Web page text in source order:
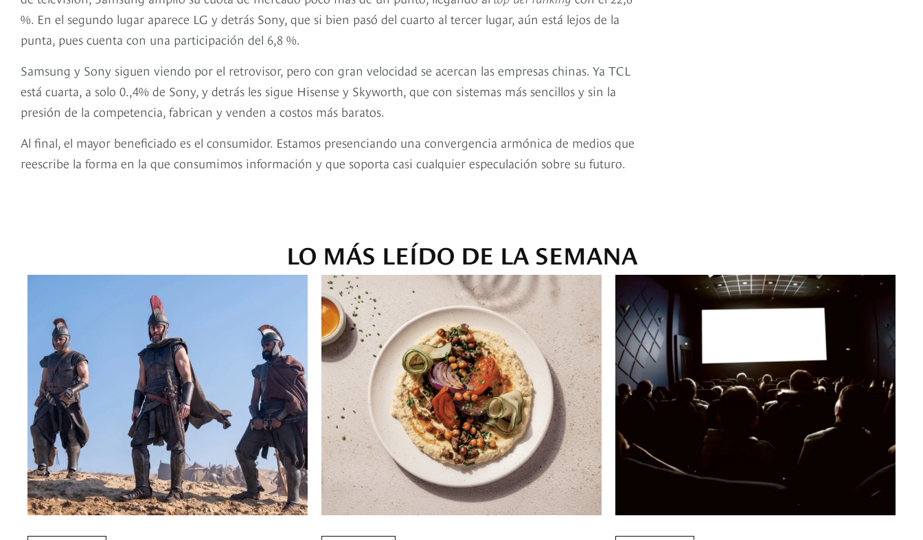
%. En el segundo lugar aparece LG y detrás Sony, que si bien pasó del cuarto al tercer lugar, aún está lejos de la
punta, pues cuenta con una participación del 6,8 %.
Samsung y Sony siguen viendo por el retrovisor, pero con gran velocidad se acercan las empresas chinas. Ya TCL
está cuarta, a solo 0.,4% de Sony, y detrás les sigue Hisense y Skyworth, que con sistemas más sencillos y sin la
presión de la competencia, fabrican y venden a costos más baratos.
Al final, el mayor beneficiado es el consumidor. Estamos presenciando una convergencia armónica de medios que
reescribe la forma en la que consumimos información y que soporta casi cualquier especulación sobre su futuro.
LO MÁS LEÍDO DE LA SEMANA